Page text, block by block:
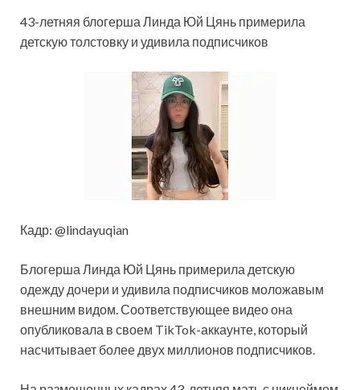
43-летняя блогерша Линда Юй Цянь примерила
детскую толстовку и удивила подписчиков
Кадр: @lindayuqian
Блогерша Линда Юй Цянь примерила детскую
одежду дочери и удивила подписчиков моложавым
внешним видом. Соответствующее видео она
опубликовала в своем TikTok-аккаунте, который
насчитывает более двух миллионов подписчиков.